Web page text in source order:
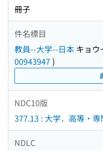
冊子
件名標目
教員--大学--日本 キョウ
00943947 )
NDC10版
377.13 : 大学．高等・
NDLC